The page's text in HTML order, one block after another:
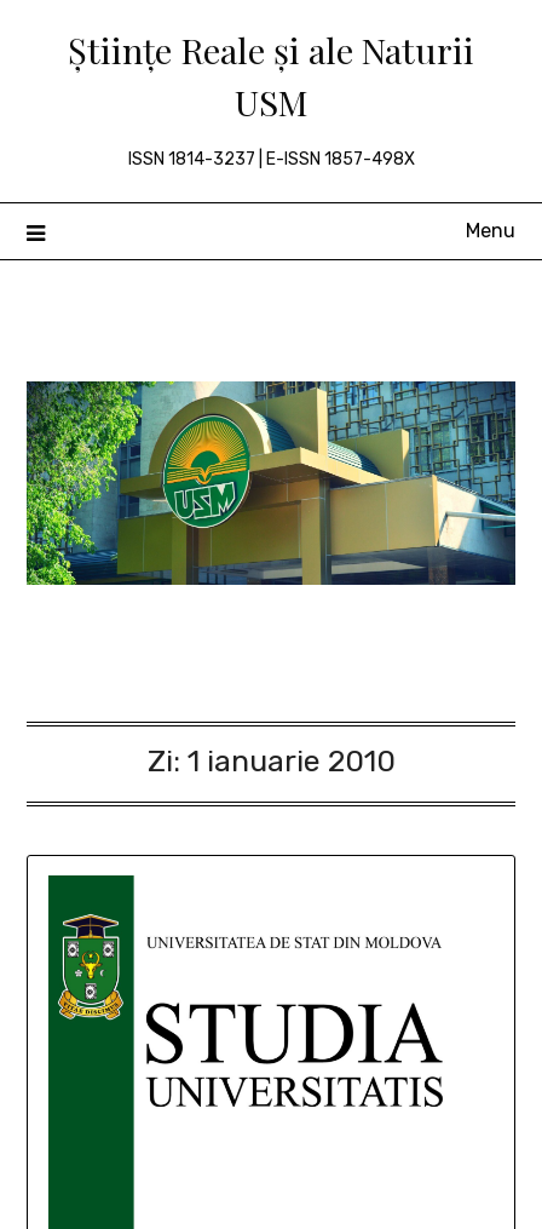
Științe Reale și ale Naturii
USM
ISSN 1814-3237 | E-ISSN 1857-498X
Menu
Zi: 1 ianuarie 2010